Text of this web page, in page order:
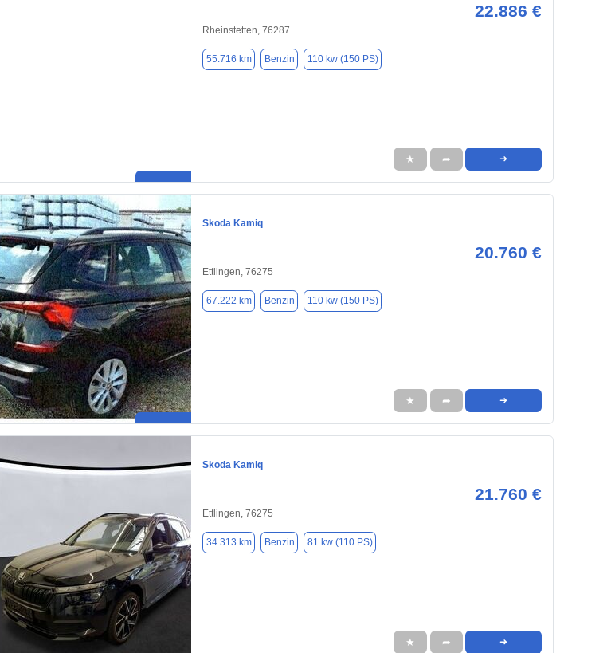
22.886 €
Rheinstetten, 76287
55.716 km Benzin 110 kw (150 PS)
★ ➦ ➜
Skoda Kamiq
20.760 €
Ettlingen, 76275
67.222 km Benzin 110 kw (150 PS)
★ ➦ ➜
Skoda Kamiq
21.760 €
Ettlingen, 76275
34.313 km Benzin 81 kw (110 PS)
★ ➦ ➜